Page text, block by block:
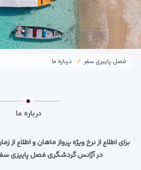
فصل پاییزی سفر درباره ما
درباره ما
برای اطلاع از نرخ ویژه پرواز ماهان و اطلاع از
در آژانس گردشگری فصل پاییزی